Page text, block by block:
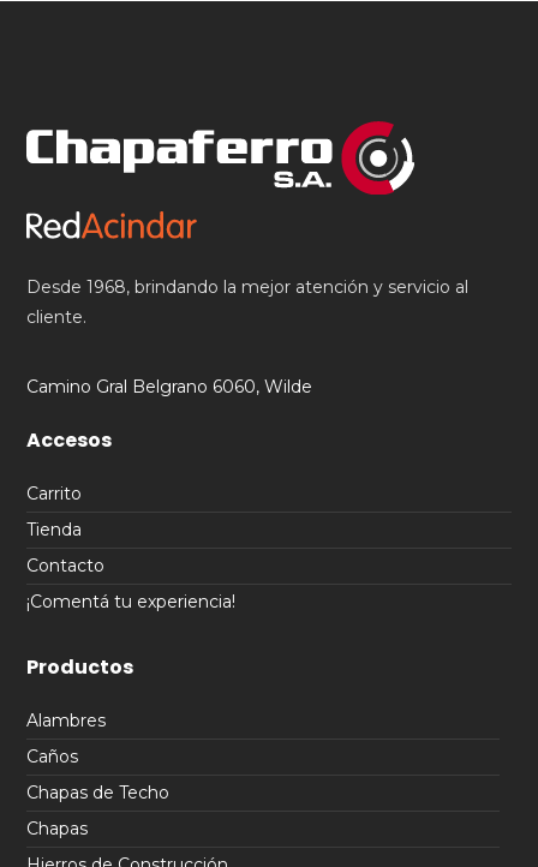
Desde 1968, brindando la mejor atención y servicio al
cliente.
Camino Gral Belgrano 6060, Wilde
Accesos
Carrito
Tienda
Contacto
¡Comentá tu experiencia!
Productos
Alambres
Caños
Chapas de Techo
Chapas